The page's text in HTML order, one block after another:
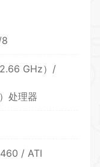
GHz）/
处理器
/ ATI